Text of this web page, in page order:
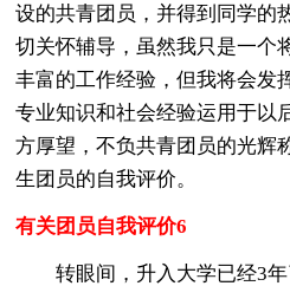
设的共青团员，并得到同学的
切关怀辅导，虽然我只是一个
丰富的工作经验，但我将会发
专业知识和社会经验运用于以
方厚望，不负共青团员的光辉
生团员的自我评价。
有关团员自我评价6
转眼间，升入大学已经3